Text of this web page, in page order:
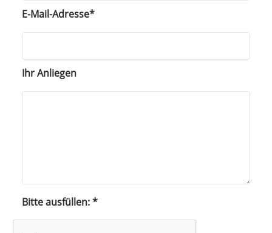
E-Mail-Adresse*
Ihr Anliegen
Bitte ausfüllen:*